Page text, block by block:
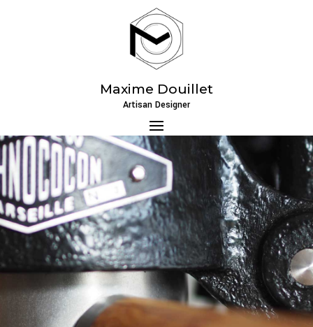
Maxime Douillet
Artisan Designer